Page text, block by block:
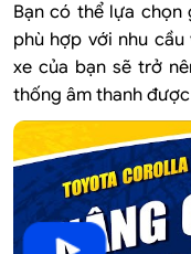
Bạn có thể lựa
phù hợp với nhu
xe của bạn sẽ trở
thống âm thanh